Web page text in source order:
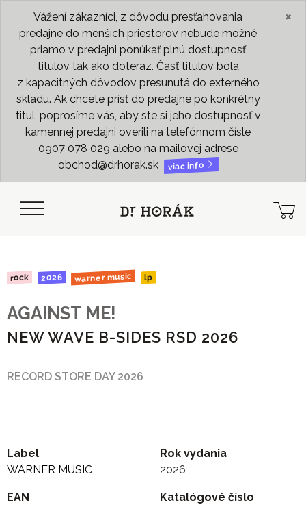
Vážení zákazníci, z dôvodu presťahovania
predajne do menších priestorov nebude možné
priamo v predajni ponúkať plnú dostupnosť
titulov tak ako doteraz. Časť titulov bola
z kapacitných dôvodov presunutá do externého
skladu. Ak chcete prísť do predajne po konkrétny
titul, poprosíme vás, aby ste si jeho dostupnosť v
kamennej predajni overili na telefónnom čísle
0907 078 029 alebo na mailovej adrese
obchod@drhorak.sk
viac info
×
rock 2026 warner music lp
AGAINST ME!
NEW WAVE B-SIDES RSD 2026
RECORD STORE DAY 2026
Label
WARNER MUSIC
Rok vydania
2026
EAN
Katalógové číslo